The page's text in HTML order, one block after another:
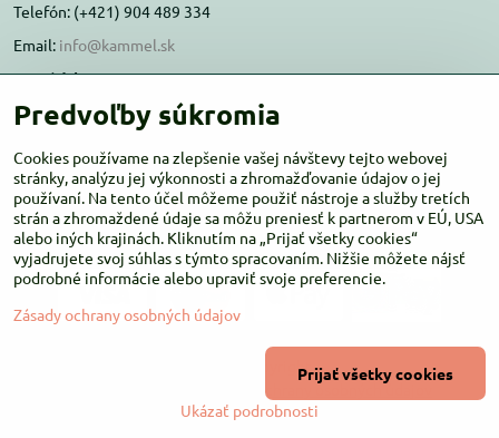
Telefón: (+421) 904 489 334
Email: info@kammel.sk
Prevádzka:
Administratívna budova PD Melčice
Otváracie hodiny:PO-ŠT 8:00 - 16:00
PIA-NE Zatvorené
Copyright
Zásady ochrany osobných údajov
Vytvorené pomocou:BiznisWeb.sk
Predvoľby súkromia
Cookies používame na zlepšenie vašej návštevy tejto webovej
stránky, analýzu jej výkonnosti a zhromažďovanie údajov o jej
používaní. Na tento účel môžeme použiť nástroje a služby tretích
strán a zhromaždené údaje sa môžu preniesť k partnerom v EÚ, USA
alebo iných krajinách. Kliknutím na „Prijať všetky cookies“
vyjadrujete svoj súhlas s týmto spracovaním. Nižšie môžete nájsť
podrobné informácie alebo upraviť svoje preferencie.
Zásady ochrany osobných údajov
Ukázať podrobnosti
Prijať všetky cookies